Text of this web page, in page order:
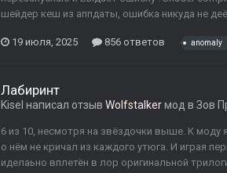
шейдер кеш из аппдаты, ошибка никуда не
19 июля, 2025 856 ответов anomaly
Лабиринт
Kisel написал отзыв Wolfstalkerмод в Зов
6 из 10, несмотря на звёздочки выше. К
о нём не кричал из каждого утюга. И играя
иделаьно вплетён в лор оригинальной